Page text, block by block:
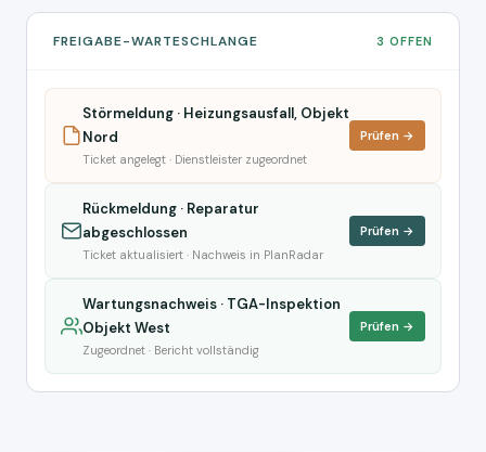
FREIGABE-WARTESCHLANGE 3 OFFEN
Störmeldung · Heizungsausfall, Objekt
Nord
Ticket angelegt · Dienstleister zugeordnet
Prüfen →
Rückmeldung · Reparatur
abgeschlossen
Ticket aktualisiert · Nachweis in PlanRadar
Prüfen →
Wartungsnachweis · TGA-Inspektion
Objekt West
Zugeordnet · Bericht vollständig
Prüfen →